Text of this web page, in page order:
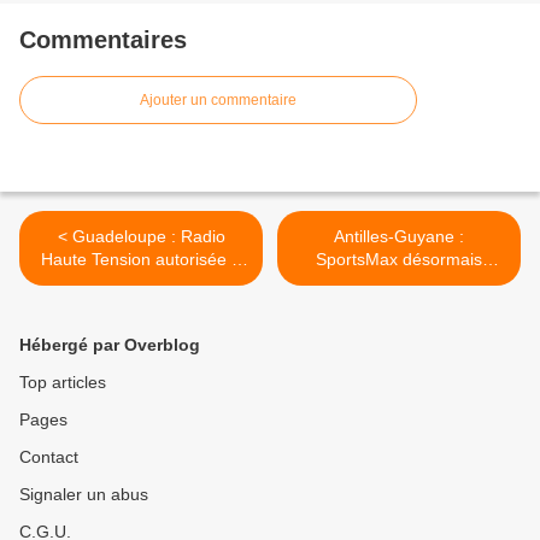
Commentaires
Ajouter un commentaire
< Guadeloupe : Radio
Haute Tension autorisée à
émettre dans une nouvelle
Antilles-Guyane :
SportsMax désormais
disponible en prépayé ! >
Hébergé par Overblog
Top articles
Pages
Contact
Signaler un abus
C.G.U.